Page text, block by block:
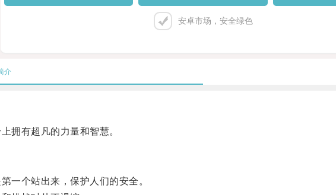
安卓市场，安全绿色
介
有超凡的力量和智慧。
个站出来，保护人们的安全。